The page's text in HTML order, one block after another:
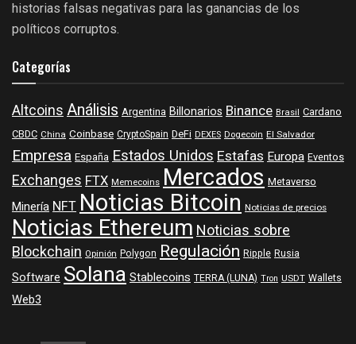
historias falsas negativas para las ganancias de los
políticos corruptos.
Categorías
AltcoinsAnálisis Argentina BillonariosBinance Brasil Cardano
CBDC China Coinbase CryptoSpain DeFi DEXES Dogecoin El Salvador
Empresa España Estados UnidosEstafasEuropa Eventos
ExchangesFTX Memecoins Mercados Metaverso
MineríaNFTNoticias Bitcoin Noticias de precios
Noticias EthereumNoticias sobre
Blockchain Opinión Polygon Regulación Ripple Rusia
SoftwareSolanaStablecoins TERRA (LUNA) Tron USDT Wallets
Web3